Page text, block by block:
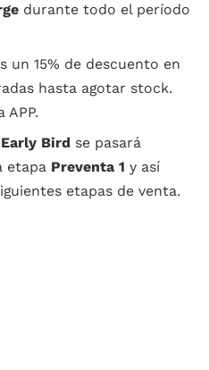
durante todo el período
un 15% de descuento en
hasta agotar stock.
Early Bird se pasará
etapa Preventa 1 y así
etapas de venta.